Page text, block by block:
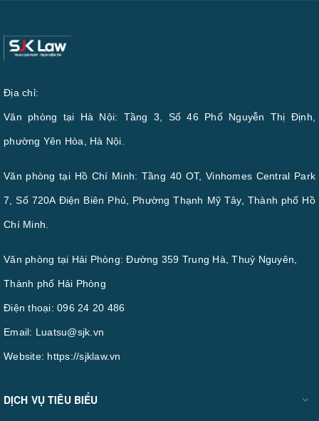
Địa chỉ:
Văn phòng tại Hà Nội: Tầng 3, Số 46 Phố Nguyễn Thị Định,
phường Yên Hòa, Hà Nội.
Văn phòng tại Hồ Chí Minh: Tầng 40 OT, Vinhomes Central Park
7, Số 720A Điện Biên Phủ, Phường Thạnh Mỹ Tây, Thành phố Hồ
Chí Minh.
Văn phòng tại Hải Phòng: Đường 359 Trung Hà, Thuỷ Nguyên,
Thành phố Hải Phòng
Điện thoại: 096 24 20 486
Email: Luatsu@sjk.vn
Website: https://sjklaw.vn
DỊCH VỤ TIÊU BIỂU